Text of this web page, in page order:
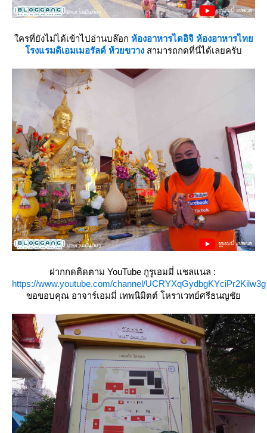
ครที่ยังไม่ได้เข้าไปอ่านบล๊อก ห้องอาหารไดอิจิ ห้องอาหารไท
รงแรมดิเอมเมอรัลด์ ห้วยขวาง สามารถกดที่นี่ได้เลยครับ
ฝากกดติดตาม YouTube กูรูเอมมี่ แชลแนล :
https://www.youtube.com/channel/UCRYXqGydbgKYciPr2Kilw3g
ขอขอบคุณ อาจาร์เอมมี่ เทพนิมิตต์ โหราเวทย์ศรีธนญชั